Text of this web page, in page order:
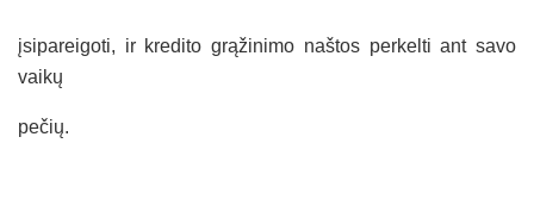
įsipareigoti, ir kredito grąžinimo naštos perkelti ant savo
vaikų
pečių.